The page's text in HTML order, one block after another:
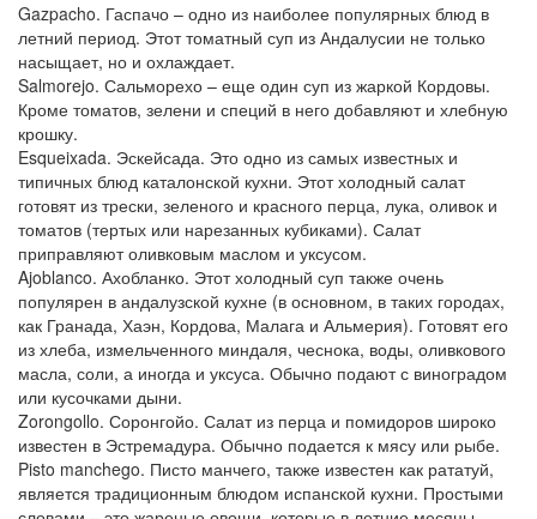
Gazpacho. Гаспачо – одно из наиболее популярных блюд в
летний период. Этот томатный суп из Андалусии не только
насыщает, но и охлаждает.
Salmorejo. Сальморехо – еще один суп из жаркой Кордовы.
Кроме томатов, зелени и специй в него добавляют и хлебную
крошку.
Esqueixada. Эскейсада. Это одно из самых известных и
типичных блюд каталонской кухни. Этот холодный салат
готовят из трески, зеленого и красного перца, лука, оливок и
томатов (тертых или нарезанных кубиками). Салат
приправляют оливковым маслом и уксусом.
Ajoblanco. Ахобланко. Этот холодный суп также очень
популярен в андалузской кухне (в основном, в таких городах,
как Гранада, Хаэн, Кордова, Малага и Альмерия). Готовят его
из хлеба, измельченного миндаля, чеснока, воды, оливкового
масла, соли, а иногда и уксуса. Обычно подают с виноградом
или кусочками дыни.
Zorongollo. Соронгойо. Салат из перца и помидоров широко
известен в Эстремадура. Обычно подается к мясу или рыбе.
Pisto manchego. Писто манчего, также известен как рататуй,
является традиционным блюдом испанской кухни. Простыми